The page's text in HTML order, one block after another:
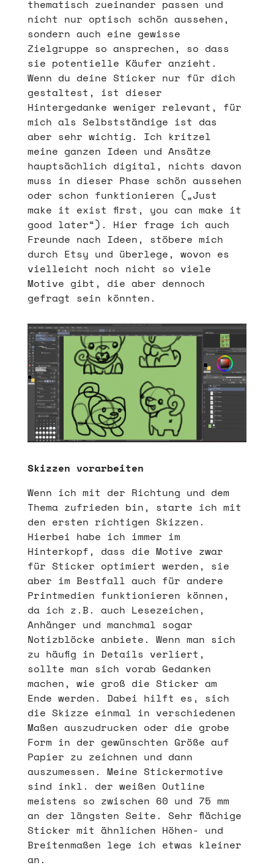
thematisch zueinander passen und
nicht nur optisch schön aussehen,
sondern auch eine gewisse
Zielgruppe so ansprechen, so dass
sie potentielle Käufer anzieht.
Wenn du deine Sticker nur für dich
gestaltest, ist dieser
Hintergedanke weniger relevant, für
mich als Selbstständige ist das
aber sehr wichtig. Ich kritzel
meine ganzen Ideen und Ansätze
hauptsächlich digital, nichts davon
muss in dieser Phase schön aussehen
oder schon funktionieren („Just
make it exist first, you can make it
good later“). Hier frage ich auch
Freunde nach Ideen, stöbere mich
durch Etsy und überlege, wovon es
vielleicht noch nicht so viele
Motive gibt, die aber dennoch
gefragt sein könnten.
Skizzen vorarbeiten
Wenn ich mit der Richtung und dem
Thema zufrieden bin, starte ich mit
den ersten richtigen Skizzen.
Hierbei habe ich immer im
Hinterkopf, dass die Motive zwar
für Sticker optimiert werden, sie
aber im Bestfall auch für andere
Printmedien funktionieren können,
da ich z.B. auch Lesezeichen,
Anhänger und manchmal sogar
Notizblöcke anbiete. Wenn man sich
zu häufig in Details verliert,
sollte man sich vorab Gedanken
machen, wie groß die Sticker am
Ende werden. Dabei hilft es, sich
die Skizze einmal in verschiedenen
Maßen auszudrucken oder die grobe
Form in der gewünschten Größe auf
Papier zu zeichnen und dann
auszumessen. Meine Stickermotive
sind inkl. der weißen Outline
meistens so zwischen 60 und 75 mm
an der längsten Seite. Sehr flächige
Sticker mit ähnlichen Höhen- und
Breitenmaßen lege ich etwas kleiner
an.